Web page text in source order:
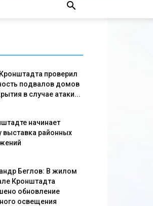
проверил
подвалов домов
в случае атаки...
начинает
выставка районных
Беглов: В жилом
Кронштадта
обновление
освещения